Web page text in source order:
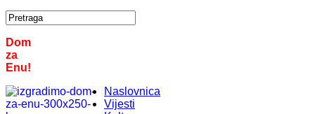
Dom
za
Enu!
Naslovnica
Vijesti